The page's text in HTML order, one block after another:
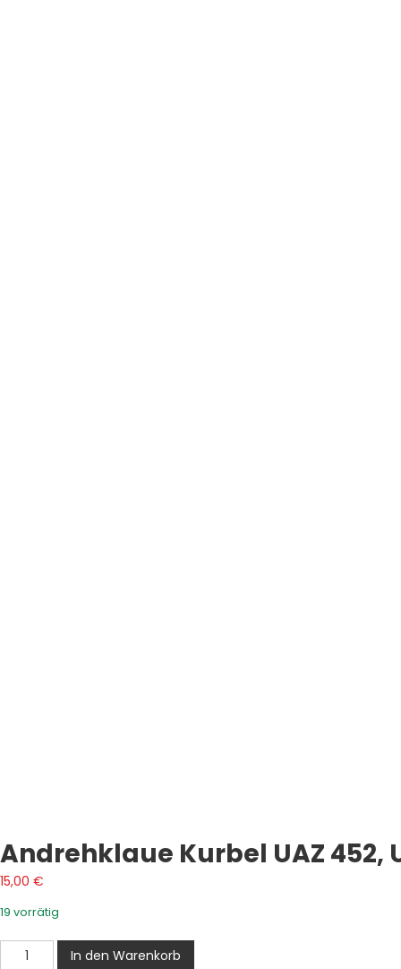
Andrehklaue Kurbel UAZ 452,
15,00 €
19 vorrätig
AndrehklaueIn den Warenkorb